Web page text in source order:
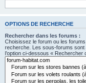
OPTIONS DE RECHERCHE
Rechercher dans les forums :
Choisissez le forum ou les
recherche. Les sous-forums
l’option ci-dessous « Rechercher